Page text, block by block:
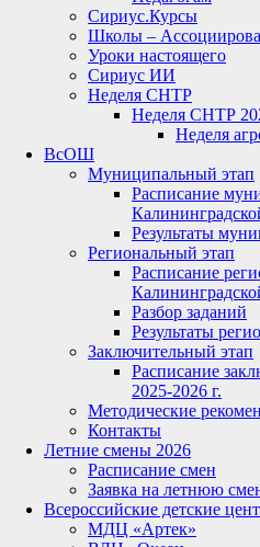
Сириус.Курсы
Школы –
Уроки настоящего
Сириус ИИ
Неделя СНТР
Неделя СНТР
Неделя
ВсОШ
Муниципальный этап
Расписание
Результаты
Региональный этап
Расписание
Разбор заданий
Результаты
Заключительный этап
Расписание
2025-2026 г.
Методические
Контакты
Летние смены 2026
Расписание смен
Заявка на летнюю
Всероссийские детские
МДЦ «Артек»